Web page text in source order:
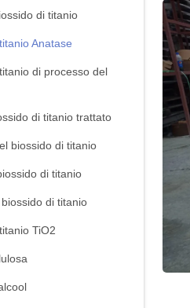
di titanio
Anatase
di processo del
di titanio trattato
biossido di titanio
di titanio
di titanio
TiO2